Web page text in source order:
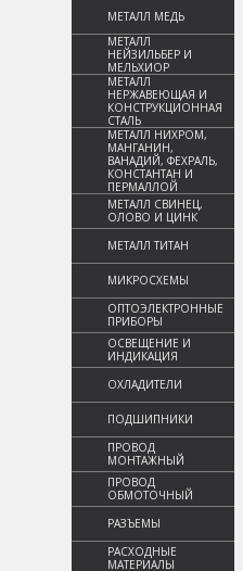
МЕТАЛЛ МЕДЬ
МЕТАЛЛ
НЕЙЗИЛЬБЕР И
МЕЛЬХИОР
МЕТАЛЛ
НЕРЖАВЕЮЩАЯ И
КОНСТРУКЦИОННАЯ
СТАЛЬ
МЕТАЛЛ НИХРОМ,
МАНГАНИН,
ВАНАДИЙ, ФЕХРАЛЬ,
КОНСТАНТАН И
ПЕРМАЛЛОЙ
МЕТАЛЛ СВИНЕЦ,
ОЛОВО И ЦИНК
МЕТАЛЛ ТИТАН
МИКРОСХЕМЫ
ОПТОЭЛЕКТРОННЫЕ
ПРИБОРЫ
ОСВЕЩЕНИЕ И
ИНДИКАЦИЯ
ОХЛАДИТЕЛИ
ПОДШИПНИКИ
ПРОВОД
МОНТАЖНЫЙ
ПРОВОД
ОБМОТОЧНЫЙ
РАЗЪЕМЫ
РАСХОДНЫЕ
МАТЕРИАЛЫ